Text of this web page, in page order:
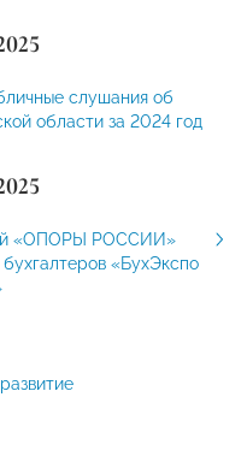
слушания об
области за 2024 год
«ОПОРЫ РОССИИ»
«БухЭкспо